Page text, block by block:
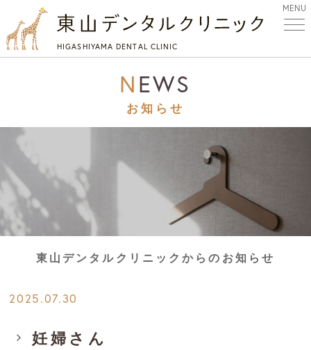
HIGASHIYAMA DENTAL CLINIC
MENU
NEWS
お知らせ
東山デンタルクリニックからのお知らせ
2025.07.30
妊婦さん